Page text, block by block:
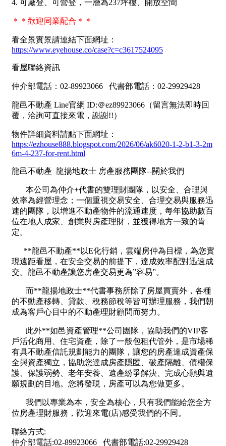
雲林縣
嘉義市
嘉義縣
台南市
高雄市
澎湖縣
屏東縣
台東縣
花蓮縣
金門連江
不拘
20坪以下
40~50 坪
60~70 坪 70~80 坪
80坪以上
~
樓層
不拘
地下室
1樓 2樓
3樓 4樓
5~10樓 11~20樓
21樓以上
~ 樓
格局
不拘
1房
2房 3房
4房